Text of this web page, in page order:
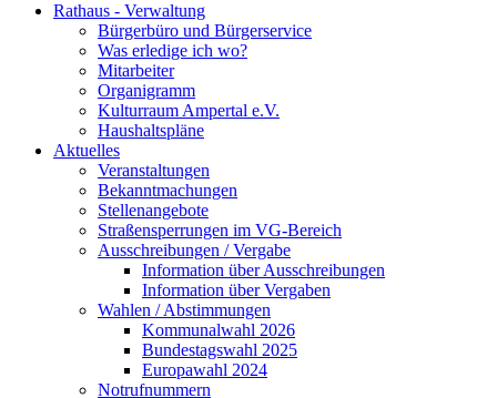
Rathaus - Verwaltung
Bürgerbüro und Bürgerservice
Was erledige ich wo?
Mitarbeiter
Organigramm
Kulturraum Ampertal e.V.
Haushaltspläne
Aktuelles
Veranstaltungen
Bekanntmachungen
Stellenangebote
Straßensperrungen im VG-Bereich
Ausschreibungen / Vergabe
Information über Ausschreibungen
Information über Vergaben
Wahlen / Abstimmungen
Kommunalwahl 2026
Bundestagswahl 2025
Europawahl 2024
Notrufnummern